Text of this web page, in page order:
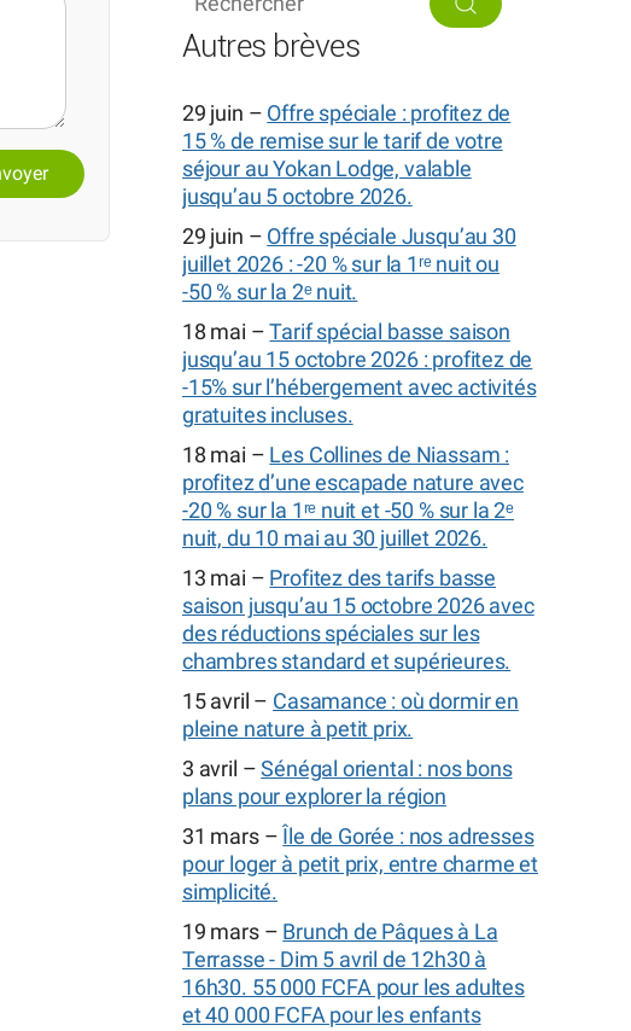
Autres brèves
29 juin – Offre spéciale : profitez de
15 % de remise sur le tarif de votre
séjour au Yokan Lodge, valable
jusqu’au 5 octobre 2026.
29 juin – Offre spéciale Jusqu’au 30
juillet 2026 : -20 % sur la 1ʳᵉ nuit ou
-50 % sur la 2ᵉ nuit.
18 mai –Tarif spécial basse saison
jusqu’au 15 octobre 2026 : profitez de
-15% sur l’hébergement avec activités
gratuites incluses.
18 mai – Les Collines de Niassam :
profitez d’une escapade nature avec
-20 % sur la 1ʳᵉ nuit et -50 % sur la 2ᵉ
nuit, du 10 mai au 30 juillet 2026.
13 mai – Profitez des tarifs basse
saison jusqu’au 15 octobre 2026 avec
des réductions spéciales sur les
chambres standard et supérieures.
15 avril – Casamance : où dormir en
pleine nature à petit prix.
3 avril –Sénégal oriental : nos bons
plans pour explorer la région
31 mars – Île de Gorée : nos adresses
pour loger à petit prix, entre charme et
simplicité.
19 mars – Brunch de Pâques à La
Terrasse - Dim 5 avril de 12h30 à
16h30. 55 000 FCFA pour les adultes
et 40 000 FCFA pour les enfants